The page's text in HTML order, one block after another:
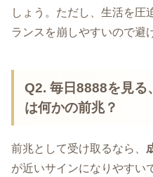
しょう。ただし、生活を圧
ランスを崩しやすいので避
Q2. 毎日8888を見る
は何かの前兆？
前兆として受け取るなら、
が近いサインになりやすい